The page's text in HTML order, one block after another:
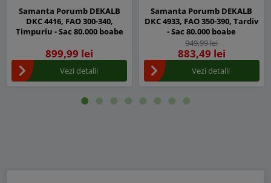
Samanta Porumb DEKALB
DKC 4416, FAO 300-340,
Timpuriu - Sac 80.000 boabe
899,99 lei
Vezi detalii
Samanta Porumb DEKALB
DKC 4933, FAO 350-390, Tardiv
- Sac 80.000 boabe
949,99 lei
883,49 lei
Vezi detalii